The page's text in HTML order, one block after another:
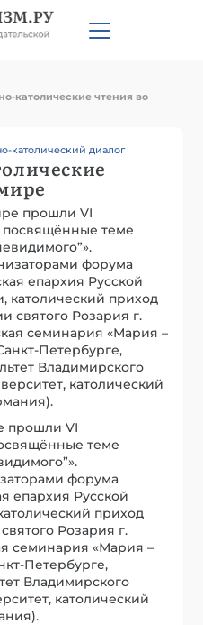
католические чтения во
католический диалог
прошли VI
посвящённые теме
форума
епархия Русской
католический приход
святого Розария г.
семинария «Мария –
Петербурге,
Владимирского
католический
прошли VI
теме
форума
епархия Русской
приход
Розария г.
семинария «Мария –
Петербурге,
Владимирского
католический